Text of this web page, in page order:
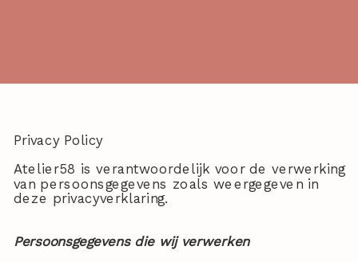
Privacy Policy
Atelier58 is verantwoordelijk voor de verwerking
van persoonsgegevens zoals weergegeven in
deze privacyverklaring.
Persoonsgegevens die wij verwerken